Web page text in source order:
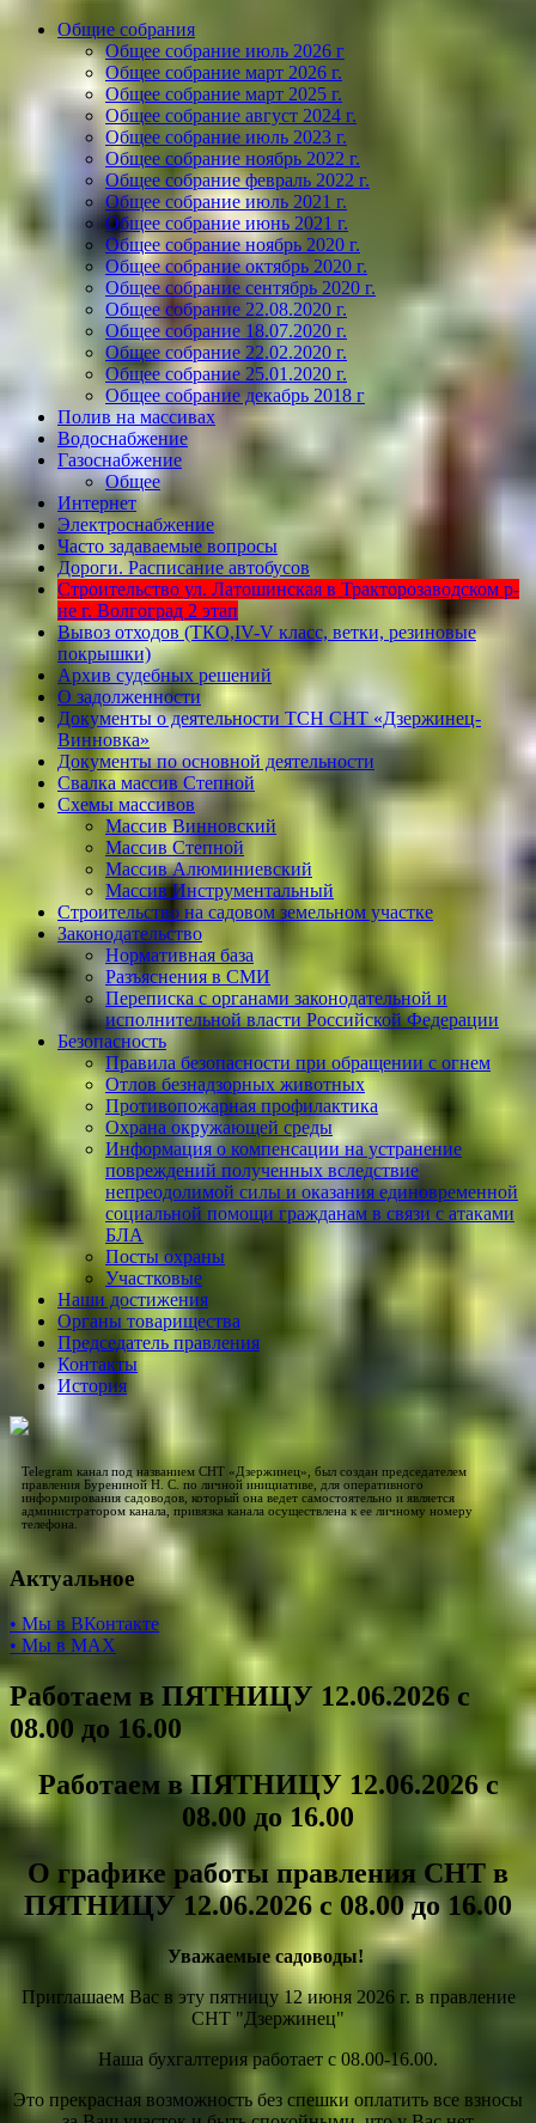
Общие собрания
Общее собрание июль 2026 г
Общее собрание март 2026 г.
Общее собрание март 2025 г.
Общее собрание август 2024 г.
Общее собрание июль 2023 г.
Общее собрание ноябрь 2022 г.
Общее собрание февраль 2022 г.
Общее собрание июль 2021 г.
Общее собрание июнь 2021 г.
Общее собрание ноябрь 2020 г.
Общее собрание октябрь 2020 г.
Общее собрание сентябрь 2020 г.
Общее собрание 22.08.2020 г.
Общее собрание 18.07.2020 г.
Общее собрание 22.02.2020 г.
Общее собрание 25.01.2020 г.
Общее собрание декабрь 2018 г
Полив на массивах
Водоснабжение
Газоснабжение
Общее
Интернет
Электроснабжение
Часто задаваемые вопросы
Дороги. Расписание автобусов
Строительство ул. Латошинская в Тракторозаводском р-
не г. Волгоград 2 этап
Вывоз отходов (ТКО,IV-V класс, ветки, резиновые
покрышки)
Архив судебных решений
О задолженности
Документы о деятельности ТСН СНТ «Дзержинец-
Винновка»
Документы по основной деятельности
Свалка массив Степной
Схемы массивов
Массив Винновский
Массив Степной
Массив Алюминиевcкий
Массив Инструментальный
Строительство на садовом земельном участке
Законодательство
Нормативная база
Разъяснения в СМИ
Переписка с органами законодательной и
исполнительной власти Российской Федерации
Безопасность
Правила безопасности при обращении с огнем
Отлов безнадзорных животных
Противопожарная профилактика
Охрана окружающей среды
Информация о компенсации на устранение
повреждений полученных вследствие
непреодолимой силы и оказания единовременной
социальной помощи гражданам в связи с атаками
БЛА
Посты охраны
Участковые
Наши достижения
Органы товарищества
Председатель правления
Контакты
История
Telegram канал под названием СНТ «Дзержинец», был создан председателем
правления Бурениной Н. С. по личной инициативе, для оперативного
информирования садоводов, который она ведет самостоятельно и является
администратором канала, привязка канала осуществлена к ее личному номеру
телефона.
Актуальное
• Мы в ВКонтакте
• Мы в МАХ
Работаем в ПЯТНИЦУ 12.06.2026 с
08.00 до 16.00
Работаем в ПЯТНИЦУ 12.06.2026 с
08.00 до 16.00
О графике работы правления СНТ в
ПЯТНИЦУ 12.06.2026 с 08.00 до 16.00
Уважаемые садоводы!
Приглашаем Вас в эту пятницу 12 июня 2026 г. в правление
СНТ "Дзержинец"
Наша бухгалтерия работает с 08.00-16.00.
Это прекрасная возможность без спешки оплатить все взносы